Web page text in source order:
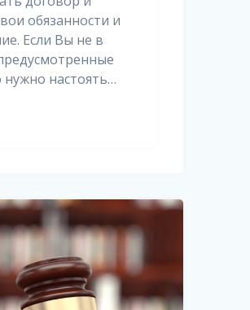
обязанности и
Если Вы не в
настоять…